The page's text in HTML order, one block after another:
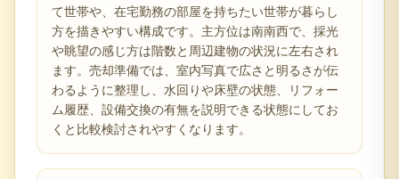
て世帯や、在宅勤務の部屋を持ちたい世帯が暮らし
方を描きやすい構成です。主方位は南南西で、採光
や眺望の感じ方は階数と周辺建物の状況に左右され
ます。売却準備では、室内写真で広さと明るさが伝
わるように整理し、水回りや床壁の状態、リフォー
ム履歴、設備交換の有無を説明できる状態にしてお
くと比較検討されやすくなります。